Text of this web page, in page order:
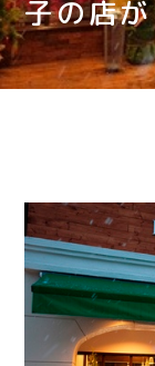
子の店